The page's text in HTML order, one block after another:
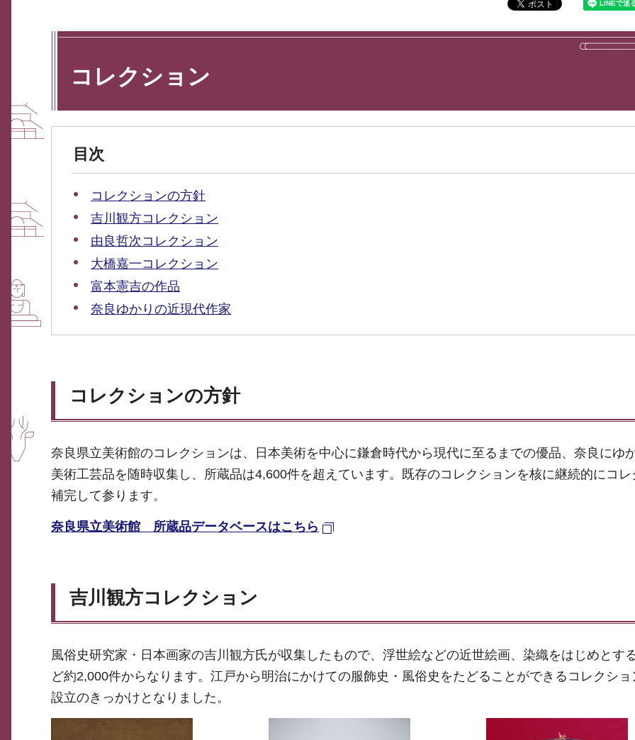
コレクション
目次
コレクションの方針
吉川観方コレクション
由良哲次コレクション
大橋嘉一コレクション
富本憲吉の作品
奈良ゆかりの近現代作家
コレクションの方針
奈良県立美術館のコレクションは、日本美術を中心に鎌倉時代から現代に至るまでの優品、奈良にゆ
美術工芸品を随時収集し、所蔵品は4,600件を超えています。既存のコレクションを核に継続的にコレ
補完して参ります。
奈良県立美術館 所蔵品データベースはこちら
吉川観方コレクション
風俗史研究家・日本画家の吉川観方氏が収集したもので、浮世絵などの近世絵画、染織をはじめとす
ど約2,000件からなります。江戸から明治にかけての服飾史・風俗史をたどることができるコレクシ
設立のきっかけとなりました。